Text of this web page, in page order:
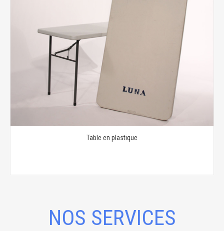
Table en plastique
NOS SERVICES